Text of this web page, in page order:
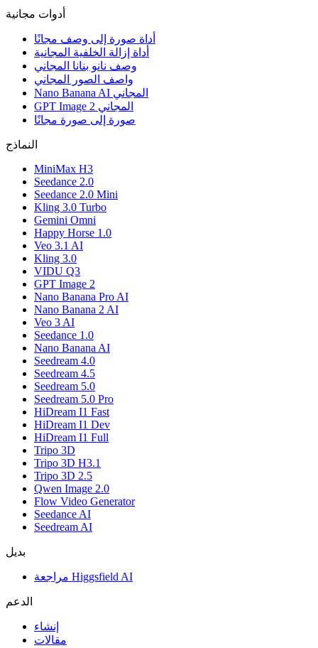
أدوات مجانية
أداة صورة إلى وصف مجانًا
أداة إزالة الخلفية المجانية
وصف نانو بنانا المجاني
واصف الصور المجاني
Nano Banana AI المجاني
GPT Image 2 المجاني
صورة إلى صورة مجانًا
النماذج
MiniMax H3
Seedance 2.0
Seedance 2.0 Mini
Kling 3.0 Turbo
Gemini Omni
Happy Horse 1.0
Veo 3.1 AI
Kling 3.0
VIDU Q3
GPT Image 2
Nano Banana Pro AI
Nano Banana 2 AI
Veo 3 AI
Seedance 1.0
Nano Banana AI
Seedream 4.0
Seedream 4.5
Seedream 5.0
Seedream 5.0 Pro
HiDream I1 Fast
HiDream I1 Dev
HiDream I1 Full
Tripo 3D
Tripo 3D H3.1
Tripo 3D 2.5
Qwen Image 2.0
Flow Video Generator
Seedance AI
Seedream AI
بديل
مراجعة Higgsfield AI
الدعم
إنشاء
مقالات